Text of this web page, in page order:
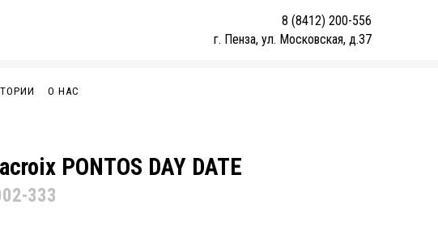
8 (8412) 200-556
г. Пенза, ул. Московская, д.37
О НАС
PONTOS DAY DATE
333